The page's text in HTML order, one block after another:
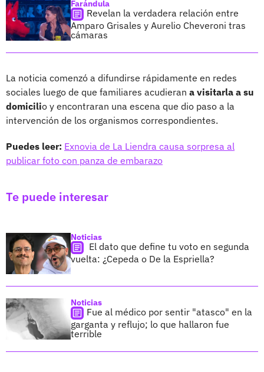
Farándula
Revelan la verdadera relación entre
Amparo Grisales y Aurelio Cheveroni tras
cámaras
La noticia comenzó a difundirse rápidamente en redes
sociales luego de que familiares acudieran a visitarla a su
domicilio y encontraran una escena que dio paso a la
intervención de los organismos correspondientes.
Puedes leer: Exnovia de La Liendra causa sorpresa al
publicar foto con panza de embarazo
Te puede interesar
Noticias
El dato que define tu voto en segunda
vuelta: ¿Cepeda o De la Espriella?
Noticias
Fue al médico por sentir "atasco" en la
garganta y reflujo; lo que hallaron fue
terrible